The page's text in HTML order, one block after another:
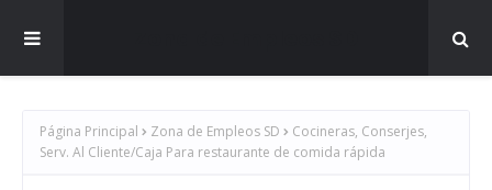
Página Principal Zona de Empleos SD
Cocineras, Conserjes,
Serv. Al Cliente/Caja Para restaurante de comida rápida